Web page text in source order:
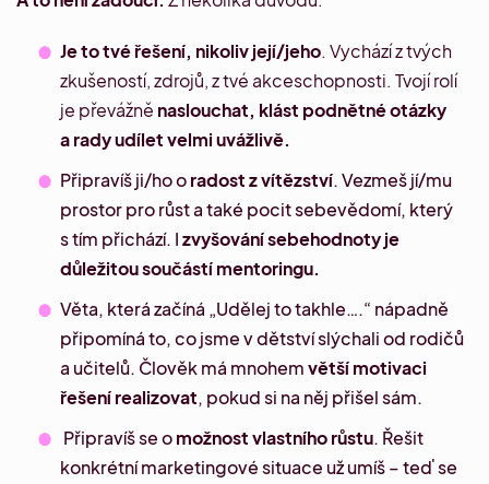
Je to tvé řešení, nikoliv její/jeho. Vychází z tvých
zkušeností, zdrojů, z tvé akceschopnosti. Tvojí rolí
je převážně naslouchat, klást podnětné otázky
a rady udílet velmi uvážlivě.
Připravíš ji/ho oradost z vítězství. Vezmeš jí/mu
prostor pro růst a také pocit sebevědomí, který
s tím přichází. Izvyšování sebehodnoty je
důležitou součástí mentoringu.
Věta, která začíná „Udělej to takhle….“ nápadně
připomíná to, co jsme v dětství slýchali od rodičů
a učitelů. Člověk má mnohemvětší motivaci
řešení realizovat, pokud si na něj přišel sám.
Připravíš se omožnost vlastního růstu. Řešit
konkrétní marketingové situace už umíš – teď se